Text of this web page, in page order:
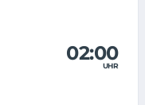
02:00
UHR